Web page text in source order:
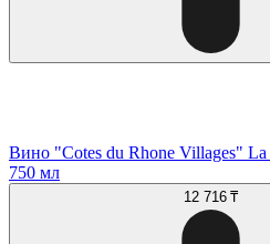
Вино "Cotes du Rhone Villages" La
750 мл
12 716 ₸